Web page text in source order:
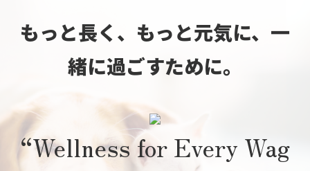
もっと長く、もっと元気に、 一
緒に過ごすために。
“Wellness for Every Wag